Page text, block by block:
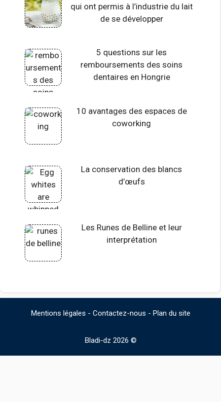
qui ont permis à l’industrie du lait
de se développer
5 questions sur les
remboursements des soins
dentaires en Hongrie
10 avantages des espaces de
coworking
La conservation des blancs
d’œufs
Les Runes de Belline et leur
interprétation
Mentions légales - Contactez-nous - Plan du site
Bladi-dz 2026 ©